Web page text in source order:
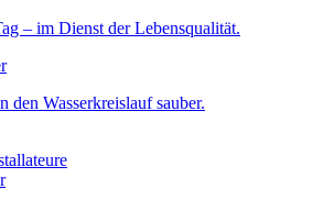
– im Dienst der Lebensqualität.
den Wasserkreislauf sauber.